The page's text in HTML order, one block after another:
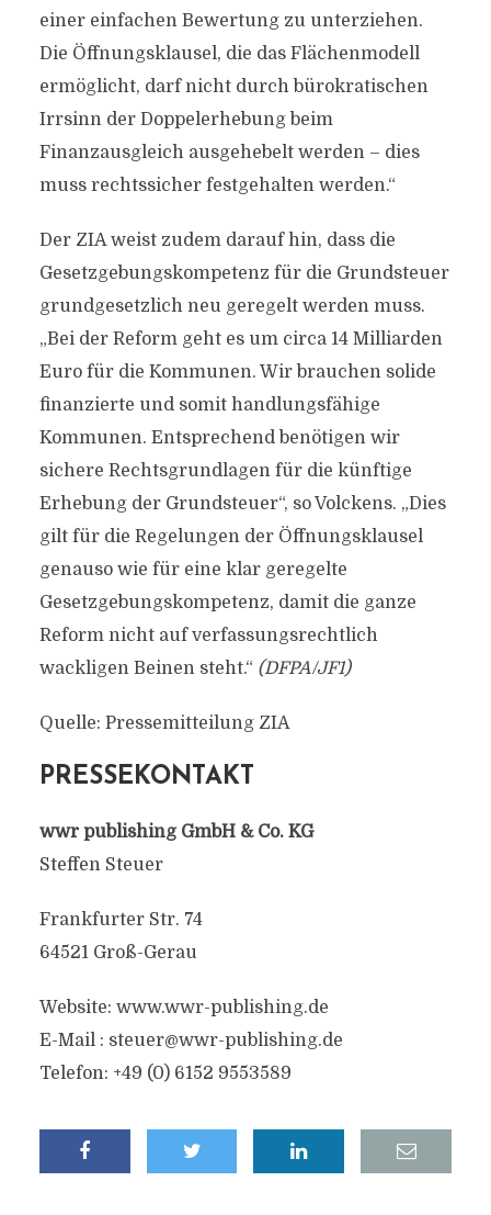
einer einfachen Bewertung zu unterziehen.
Die Öffnungsklausel, die das Flächenmodell
ermöglicht, darf nicht durch bürokratischen
Irrsinn der Doppelerhebung beim
Finanzausgleich ausgehebelt werden – dies
muss rechtssicher festgehalten werden.“
Der ZIA weist zudem darauf hin, dass die
Gesetzgebungskompetenz für die Grundsteuer
grundgesetzlich neu geregelt werden muss.
„Bei der Reform geht es um circa 14 Milliarden
Euro für die Kommunen. Wir brauchen solide
finanzierte und somit handlungsfähige
Kommunen. Entsprechend benötigen wir
sichere Rechtsgrundlagen für die künftige
Erhebung der Grundsteuer“, so Volckens. „Dies
gilt für die Regelungen der Öffnungsklausel
genauso wie für eine klar geregelte
Gesetzgebungskompetenz, damit die ganze
Reform nicht auf verfassungsrechtlich
wackligen Beinen steht.“ (DFPA/JF1)
Quelle: Pressemitteilung ZIA
PRESSEKONTAKT
wwr publishing GmbH & Co. KG
Steffen Steuer
Frankfurter Str. 74
64521 Groß-Gerau
Website: www.wwr-publishing.de
E-Mail : steuer@wwr-publishing.de
Telefon: +49 (0) 6152 9553589